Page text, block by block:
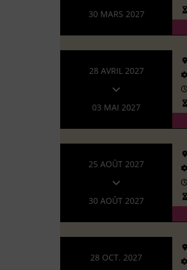
30 MARS 2027
28 AVRIL 2027
03 MAI 2027
25 AOÛT 2027
30 AOÛT 2027
28 OCT. 2027